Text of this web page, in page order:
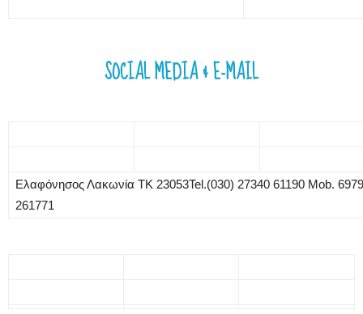
SOCIAL MEDIA & E-MAIL
Ελαφόνησος Λακωνία ΤΚ 23053Tel.(030) 27340 61190 Mob. 6979
261771